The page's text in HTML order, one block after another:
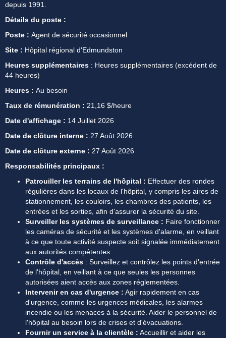
depuis 1991.
Détails du poste :
Poste : Agent de sécurité occasionnel
Site : Hôpital régional d'Edmundston
Heures supplémentaires : Heures supplémentaires (excédent de
44 heures)
Heures : Au besoin
Taux de rémunération : 21,16 $/heure
Date d'affichage : 14 Juillet 2026
Date de clôture interne : 27 Août 2026
Date de clôture externe : 27 Août 2026
Responsabilités principaux :
Patrouiller les terrains de l'hôpital : Effectuer des rondes
régulières dans les locaux de l'hôpital, y compris les aires de
stationnement, les couloirs, les chambres des patients, les
entrées et les sorties, afin d'assurer la sécurité du site.
Surveiller les systèmes de surveillance : Faire fonctionner
les caméras de sécurité et les systèmes d'alarme, en veillant
à ce que toute activité suspecte soit signalée immédiatement
aux autorités compétentes.
Contrôle d'accès : Surveillez et contrôlez les points d'entrée
de l'hôpital, en veillant à ce que seules les personnes
autorisées aient accès aux zones réglementées.
Intervenir en cas d'urgence : Agir rapidement en cas
d'urgence, comme les urgences médicales, les alarmes
incendie ou les menaces à la sécurité. Aider le personnel de
l'hôpital au besoin lors de crises et d'évacuations.
Fournir un service à la clientèle : Accueillir et aider les